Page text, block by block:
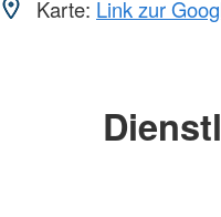
Karte: Link zur